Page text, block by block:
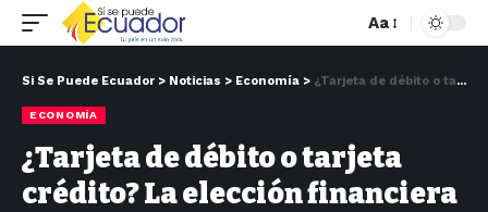
Aa
Si Se Puede Ecuador > Noticias > Economía > ¿Tarjeta de débito o tarjeta crédito? La elección financiera que define tu forma de gastar
ECONOMÍA
¿Tarjeta de débito o tarjeta
crédito? La elección financiera